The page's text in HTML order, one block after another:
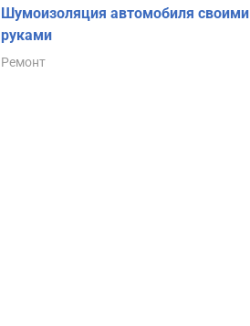
Шумоизоляция автомобиля своими
руками
Ремонт